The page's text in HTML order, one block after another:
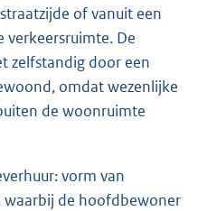
of vanuit een
verkeersruimte. De
zelfstandig door een
omdat wezenlijke
de woonruimte
vorm van
waarbij de hoofdbewoner